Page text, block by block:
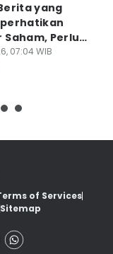
yang
Perlu
07:04 WIB
of Services
Sitemap